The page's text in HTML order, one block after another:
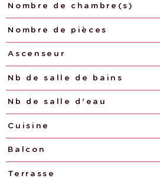
Nombre de chambre(s)
Nombre de pièces
Ascenseur
Nb de salle de bains
Nb de salle d'eau
Cuisine
Balcon
Terrasse